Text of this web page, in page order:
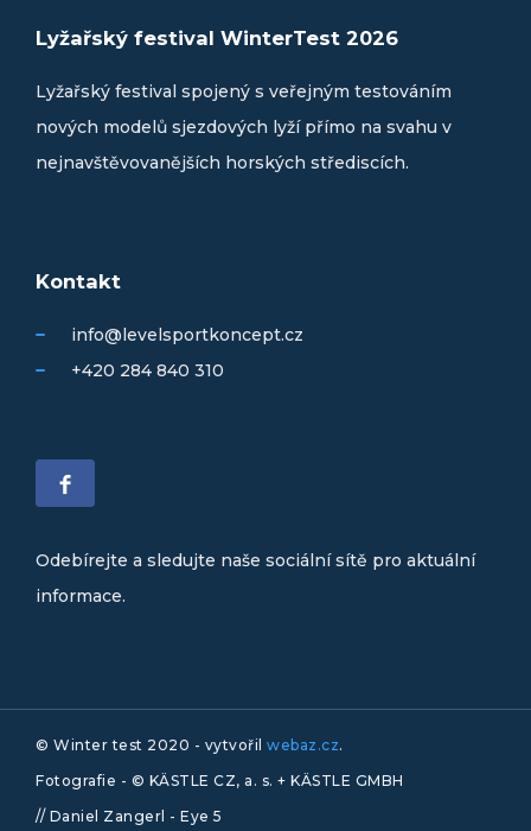
Lyžařský festival WinterTest 2026
Lyžařský festival spojený s veřejným testováním
nových modelů sjezdových lyží přímo na svahu v
nejnavštěvovanějších horských střediscích.
Kontakt
info@levelsportkoncept.cz
+420 284 840 310
Odebírejte a sledujte naše sociální sítě pro aktuální
informace.
© Winter test 2020 - vytvořil webaz.cz.
Fotografie - © KÄSTLE CZ, a. s. + KÄSTLE GMBH
// Daniel Zangerl - Eye 5